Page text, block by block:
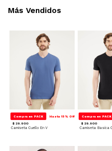
Compra en PACK Hasta 15% Off
$ 29.900
Camiseta Cuello En V
Compra en PACK
$ 29.900
Más Vendidos